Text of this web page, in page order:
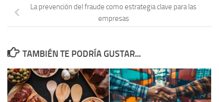
La prevención del fraude como estrategia clave para las
empresas
TAMBIÉN TE PODRÍA GUSTAR...